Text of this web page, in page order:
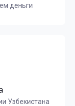
деньги
Узбекистана